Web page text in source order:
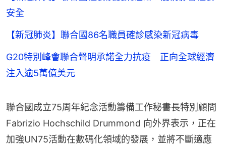
安全
【新冠肺炎】聯合國86名職員確診感染新冠病毒
G20特別峰會聯合聲明承諾全力抗疫 正向全球經濟
注入逾5萬億美元
聯合國成立75周年紀念活動籌備工作秘書長特別顧問
Fabrizio Hochschild Drummond 向外界表示，正在
加強UN75活動在數碼化領域的發展，並將不斷適應